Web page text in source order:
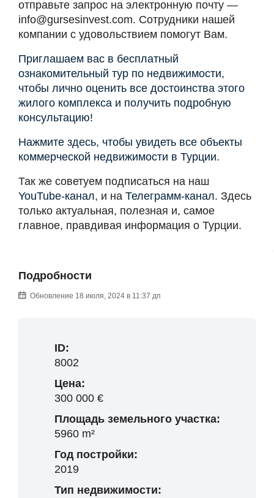
отправьте запрос на электронную почту —
info@gursesinvest.com. Сотрудники нашей
компании с удовольствием помогут Вам.
Приглашаем вас в бесплатный
ознакомительный тур по недвижимости,
чтобы лично оценить все достоинства этого
жилого комплекса и получить подробную
консультацию!
Нажмите здесь, чтобы увидеть все объекты
коммерческой недвижимости в Турции.
Так же советуем подписаться на наш
YouTube-канал, и на Телеграмм-канал. Здесь
только актуальная, полезная и, самое
главное, правдивая информация о Турции.
Подробности
Обновление 18 июля, 2024 в 11:37 дп
ID:
8002
Цена:
300 000 €
Площадь земельного участка:
5960 m²
Год постройки:
2019
Тип недвижимости: